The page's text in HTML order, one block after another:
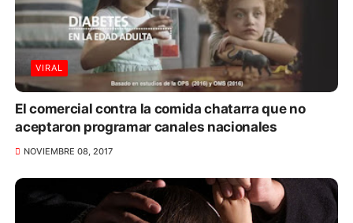
VIRAL
El comercial contra la comida chatarra que no
aceptaron programar canales nacionales
NOVIEMBRE 08, 2017